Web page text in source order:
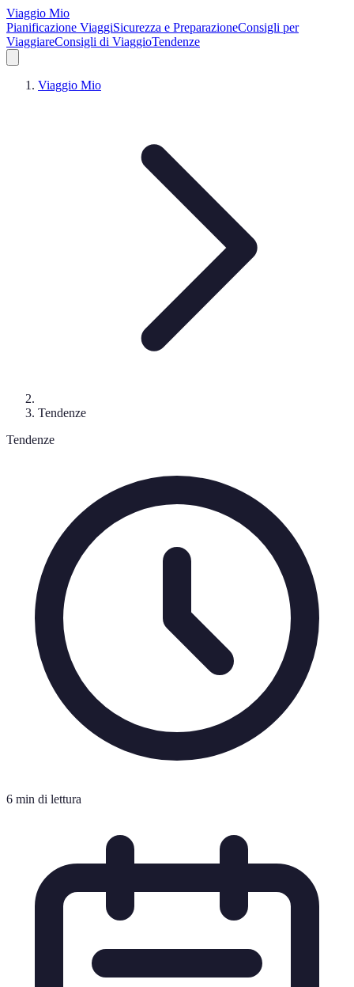
Viaggio Mio
Pianificazione ViaggiSicurezza e PreparazioneConsigli per
ViaggiareConsigli di ViaggioTendenze
Viaggio Mio
Tendenze
Tendenze
6 min di lettura